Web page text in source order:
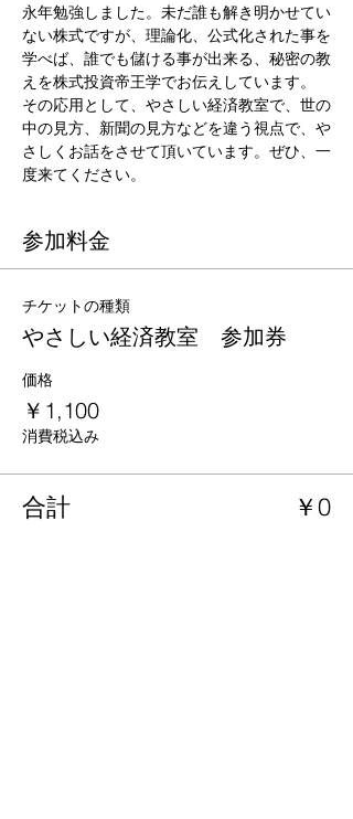
永年勉強しました。未だ誰も解き明かせてい
ない株式ですが、理論化、公式化された事を
学べば、誰でも儲ける事が出来る、秘密の教
えを株式投資帝王学でお伝えしています。
その応用として、やさしい経済教室で、世の
中の見方、新聞の見方などを違う視点で、や
さしくお話をさせて頂いています。ぜひ、一
度来てください。
参加料金
チケットの種類
やさしい経済教室 参加券
価格
￥1,100
消費税込み
合計 ￥0